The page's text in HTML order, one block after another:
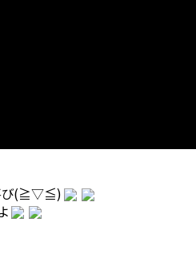
喜び(≧▽≦)